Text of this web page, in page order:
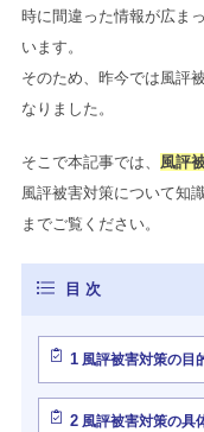
時に間違った情報が広ま
います。
そのため、昨今では風評
なりました。
そこで本記事では、 風評
風評被害対策について知
までご覧ください。
1風評被害対策の目
2風評被害対策の具